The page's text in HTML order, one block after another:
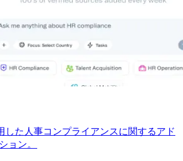
した人事コンプライアンスに関するアド
ョン。​​